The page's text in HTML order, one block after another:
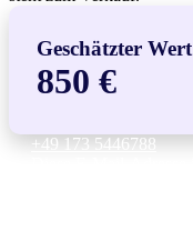
Geschätzter Wert
850 €
+49 173 5446788